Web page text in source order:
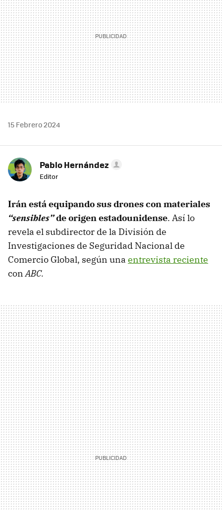
15 Febrero 2024
Pablo Hernández
Editor
Irán está equipando sus drones con materiales
“sensibles”de origen estadounidense. Así lo
revela el subdirector de la División de
Investigaciones de Seguridad Nacional de
Comercio Global, según una entrevista reciente
conABC.